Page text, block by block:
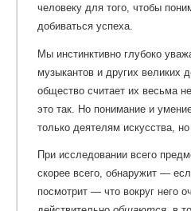
человеку для того, чтобы
добиваться успеха.
Мы инстинктивно глубоко
музыкантов и других великих
общество считает их весьма
это так. Но понимание и
только деятелям искусства,
При исследовании всего
скорее всего, обнаружит —
посмотрит — что вокруг него